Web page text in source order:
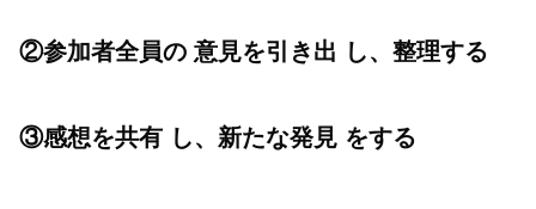
②参加者全員の 意見を引き出 し、整理する
③感想を共有 し、新たな発見 をする